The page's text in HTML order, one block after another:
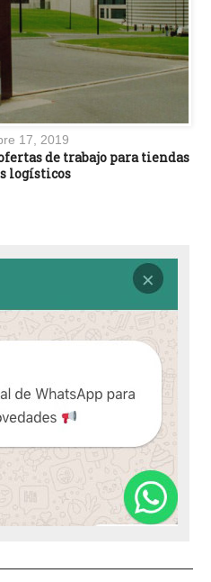
17, 2019
de trabajo para tiendas
logísticos